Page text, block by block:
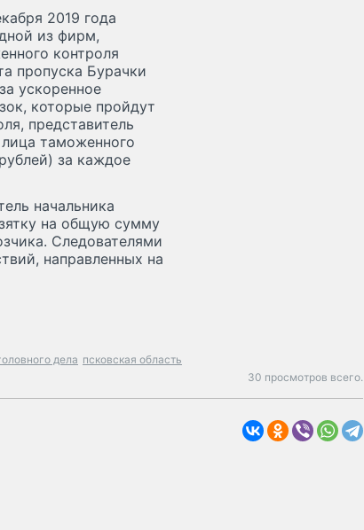
2019 года
из фирм,
контроля
пропуска Бурачки
ускоренное
которые пройдут
представитель
таможенного
за каждое
начальника
на общую сумму
Следователями
направленных на
дела псковская область
30 просмотров всего.